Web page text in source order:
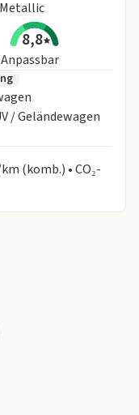
8,8
Anpassbar
/ Geländewagen
(komb.) • CO₂-